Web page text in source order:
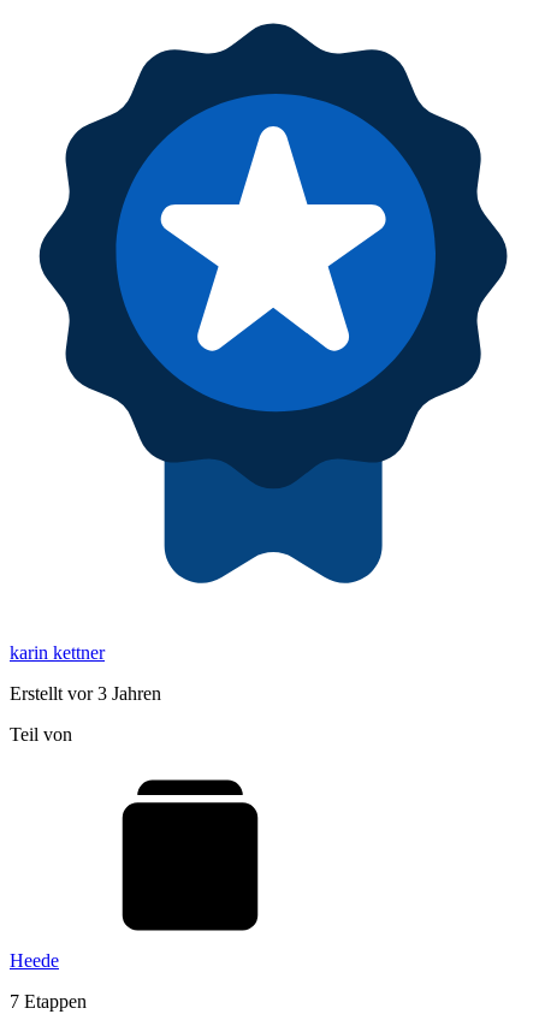
karin kettner
Erstellt vor 3 Jahren
Teil von
Heede
7 Etappen